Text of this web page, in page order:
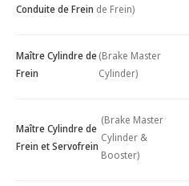
Conduite de Frein de Frein)
Maître Cylindre de
Frein
(Brake Master
Cylinder)
Maître Cylindre de
Frein et Servofrein
(Brake Master
Cylinder &
Booster)